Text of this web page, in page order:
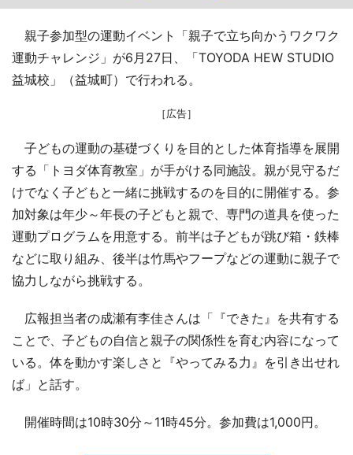
親子参加型の運動イベント「親子で立ち向かうワクワク
運動チャレンジ」が6月27日、「TOYODA HEW STUDIO
益城校」（益城町）で行われる。
［広告］
子どもの運動の基礎づくりを目的とした体育指導を展開
する「トヨダ体育教室」が手がける同施設。親が見守るだ
けでなく子どもと一緒に挑戦するのを目的に開催する。参
加対象は年少～年長の子どもと親で、専門の道具を使った
運動プログラムを用意する。前半は子どもが跳び箱・鉄棒
などに取り組み、後半は竹馬やフープなどの運動に親子で
協力しながら挑戦する。
広報担当者の成瀬有李佳さんは「『できた』を共有する
ことで、子どもの自信と親子の関係性を育む内容になって
いる。体を動かす楽しさと『やってみる力』を引き出せれ
ば」と話す。
開催時間は10時30分～11時45分。参加費は1,000円。